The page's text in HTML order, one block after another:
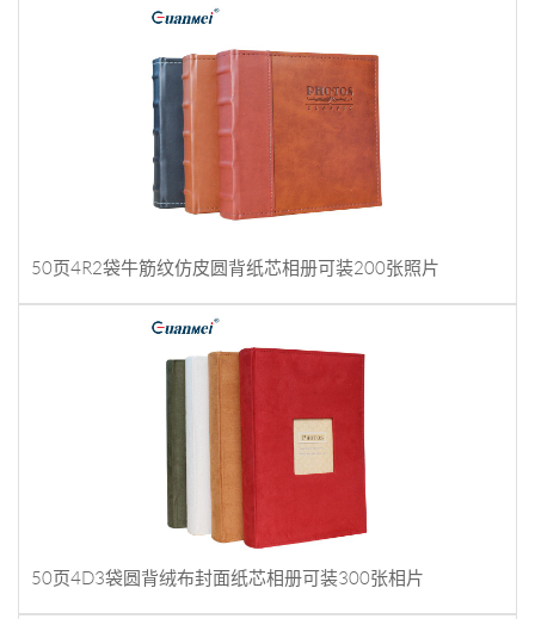
50页4R2袋牛筋纹仿皮圆背纸芯相册可装200张照片
50页4D3袋圆背绒布封面纸芯相册可装300张相片